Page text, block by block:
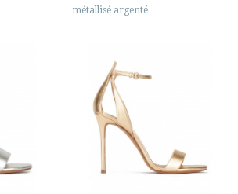
ENGLISH
SUOMI / FINLAND
métallisé argenté